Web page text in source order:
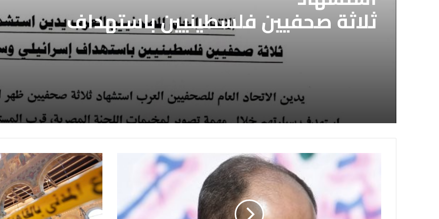
الاتحاد العام للصحفيين العرب يدين
ثلاثة صحفيين فلسطينيين باستهداف
إسرائيلي وسط قطاع غزة
قوات الدعم السريع بالافراج عن
الصحفيين السودانيين المعتقلين
لديها فوراً